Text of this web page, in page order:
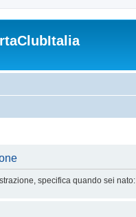
specifica quando sei nato: